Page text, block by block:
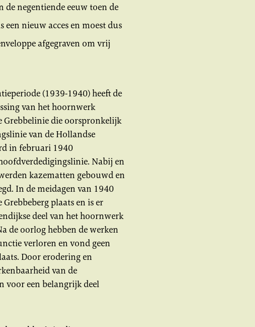
negentiende eeuw toen de
een nieuw acces en moest dus
afgegraven om vrij
(1939-1940) heeft de
van het hoornwerk
Grebbelinie die oorspronkelijk
van de Hollandse
in februari 1940
Nabij en
kazematten gebouwd en
In de meidagen van 1940
plaats en is er
deel van het hoornwerk
de oorlog hebben de werken
verloren en vond geen
Door erodering en
van de
voor een belangrijk deel